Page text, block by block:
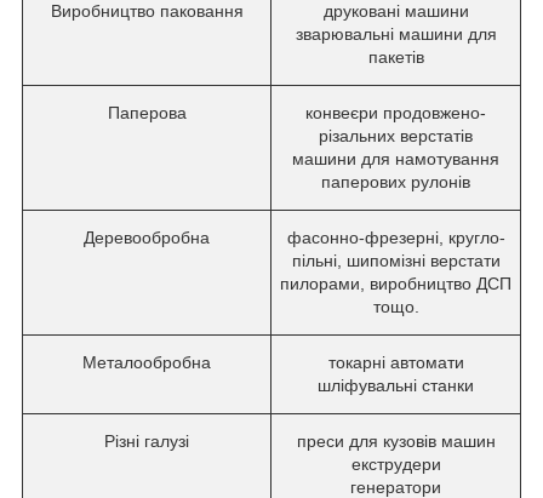
Виробництво паковання
друковані машини
зварювальні машини для
пакетів
Паперова
конвеєри продовжено-
різальних верстатів
машини для намотування
паперових рулонів
Деревообробна
фасонно-фрезерні, кругло-
пільні, шипомізні верстати
пилорами, виробництво ДСП
тощо.
Металообробна
токарні автомати
шліфувальні станки
Різні галузі
преси для кузовів машин
екструдери
генератори